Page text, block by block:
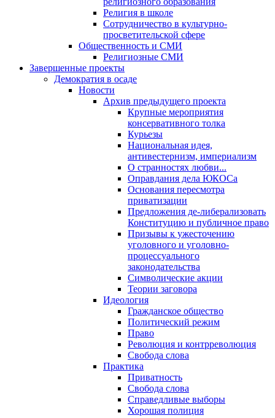
Религия в школе
Сотрудничество в культурно-
просветительской сфере
Общественность и СМИ
Религиозные СМИ
Завершенные проекты
Демократия в осаде
Новости
Архив предыдущего проекта
Крупные мероприятия
консервативного толка
Курьезы
Национальная идея,
антивестернизм, империализм
О странностях любви...
Оправдания дела ЮКОСа
Основания пересмотра
приватизации
Предложения де-либерализовать
Конституцию и публичное право
Призывы к ужесточению
уголовного и уголовно-
процессуального
законодательства
Символические акции
Теории заговора
Идеология
Гражданское общество
Политический режим
Право
Революция и контрреволюция
Свобода слова
Практика
Приватность
Свобода слова
Справедливые выборы
Хорошая полиция